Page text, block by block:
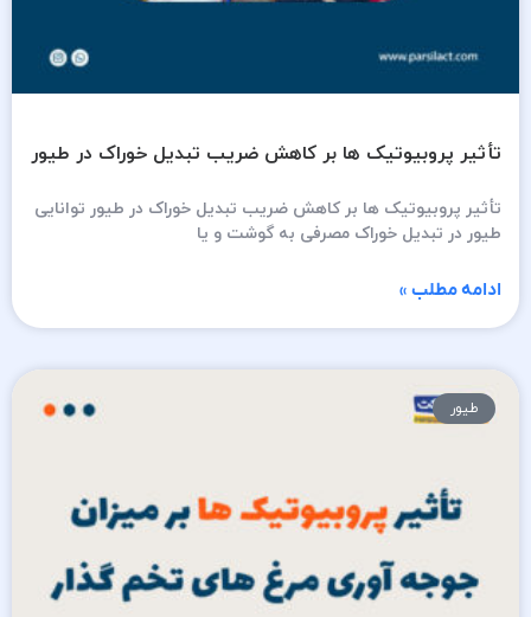
تأثیر پروبیوتیک ها بر کاهش ضریب تبدیل خوراک در طیور
تأثیر پروبیوتیک ها بر کاهش ضریب تبدیل خوراک در طیور توانایی
طیور در تبدیل خوراک مصرفی به گوشت و یا
ادامه مطلب »
طیور